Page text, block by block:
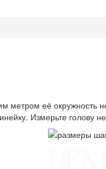
метром её
Измерьте